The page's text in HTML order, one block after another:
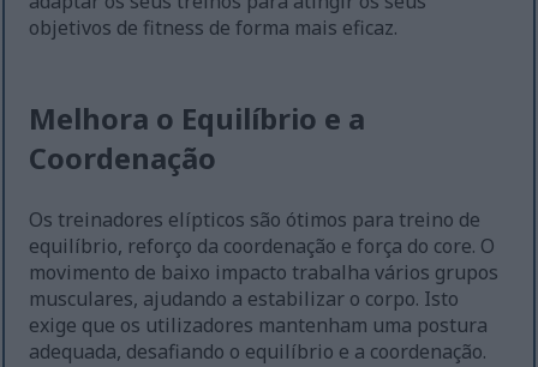
objetivos de fitness de forma mais eficaz.
Melhora o Equilíbrio e a
Coordenação
Os treinadores elípticos são ótimos para treino de
equilíbrio, reforço da coordenação e força do core. O
movimento de baixo impacto trabalha vários grupos
musculares, ajudando a estabilizar o corpo. Isto
exige que os utilizadores mantenham uma postura
adequada, desafiando o equilíbrio e a coordenação.